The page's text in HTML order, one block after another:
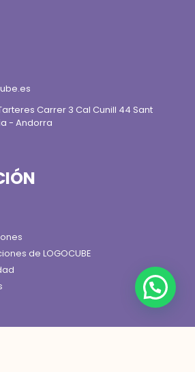
Carrer 3 Cal Cunill 44 Sant
- Andorra
de LOGOCUBE